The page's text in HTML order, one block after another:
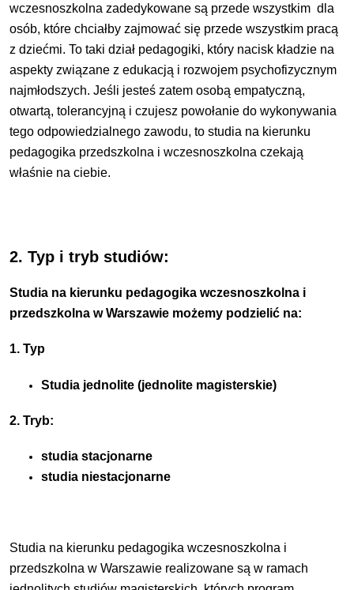
wczesnoszkolna zadedykowane są przede wszystkim dla
osób, które chciałby zajmować się przede wszystkim pracą
z dziećmi. To taki dział pedagogiki, który nacisk kładzie na
aspekty związane z edukacją i rozwojem psychofizycznym
najmłodszych. Jeśli jesteś zatem osobą empatyczną,
otwartą, tolerancyjną i czujesz powołanie do wykonywania
tego odpowiedzialnego zawodu, to studia na kierunku
pedagogika przedszkolna i wczesnoszkolna czekają
właśnie na ciebie.
2. Typ i tryb studiów:
Studia na kierunku pedagogika wczesnoszkolna i
przedszkolna w Warszawie możemy podzielić na:
1. Typ
Studia jednolite (jednolite magisterskie)
2. Tryb:
studia stacjonarne
studia niestacjonarne
Studia na kierunku pedagogika wczesnoszkolna i
przedszkolna w Warszawie realizowane są w ramach